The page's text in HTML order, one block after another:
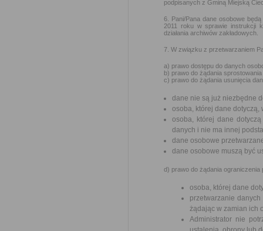
podpisanych z Gminą Miejską
6. Pani/Pana dane osobowe
2011 roku w sprawie instrukcji
działania archiwów zakładowych.
7. W związku z przetwarzaniem
a) prawo dostępu do danych
b) prawo do żądania
c) prawo do żądania usunięcia
dane nie są już niezbędne
osoba, której dane dotyczą,
osoba, której dane
danych i nie ma innej
dane osobowe
dane osobowe muszą być
d) prawo do żądania
osoba, której dane
przetwarzanie
żądając w zamian ich
Administrator nie